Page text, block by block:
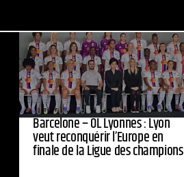
Barcelone – OL Lyonnes : Lyon
veut reconquérir l’Europe en
finale de la Ligue des champions